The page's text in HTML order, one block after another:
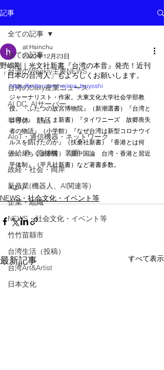
記事
全ての記事
台湾のWeekly主要NEWS
台湾のDaily産業ニュース
AI DC, AIサーバー
半導体 部品
AIoT・通信機器・ネットワーク
供給網 原材料 装置
政経・社会・両岸
新産業(機器人、AI関連等)
企業・組織
NEWS・社会文化・イベント等
竹竹苗縣市
台湾生活（投稿）
台湾Art&Artist
日本文化
全ての記事
野嶋剛｜光文社新書『台湾の本音』発売！近刊
「日本の台湾人」もよろしくお願いします。
at Hsinchu
2023年12月23日
https://twitter.com/nojima_tsuyoshi
ジャーナリスト・作家。大東文化大学社会学部教
授。『ふたつの故宮博物院』（新潮選書）『台湾と
は何か』（ちくま新書）『タイワニーズ　故郷喪失
者の物語』（小学館）『なぜ台湾は新型コロナウイ
ルスを防げたのか』（扶桑社新書）『香港とは何
か』（ちくま新書）『新中国論　台湾・香港と習近
平体制』（平凡社新書）など著書多数。
Xより
NEWS・社会文化・イベント等
最新記事 すべて表示